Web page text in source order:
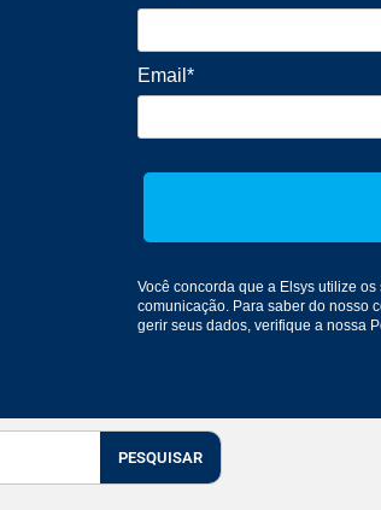
Email*
Você concorda que a Elsys utilize
comunicação. Para saber do nosso
gerir seus dados, verifique a nossa
PESQUISAR